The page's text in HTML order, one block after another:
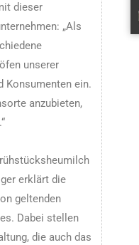
dieser
„Als
unserer
Konsumenten ein.
anzubieten,
erklärt die
geltenden
Dabei stellen
die auch das